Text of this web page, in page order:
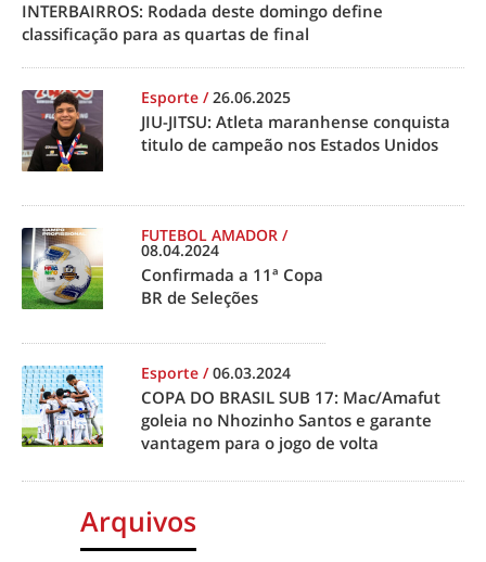
INTERBAIRROS: Rodada deste domingo define
classificação para as quartas de final
Esporte /26.06.2025
JIU-JITSU: Atleta maranhense conquista
titulo de campeão nos Estados Unidos
FUTEBOL AMADOR /
08.04.2024
Confirmada a 11ª Copa
BR de Seleções
Esporte /06.03.2024
COPA DO BRASIL SUB 17: Mac/Amafut
goleia no Nhozinho Santos e garante
vantagem para o jogo de volta
Arquivos